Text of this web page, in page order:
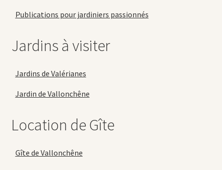
Publications pour jardiniers passionnés
Jardins à visiter
Jardins de Valérianes
Jardin de Vallonchêne
Location de Gîte
Gîte de Vallonchêne